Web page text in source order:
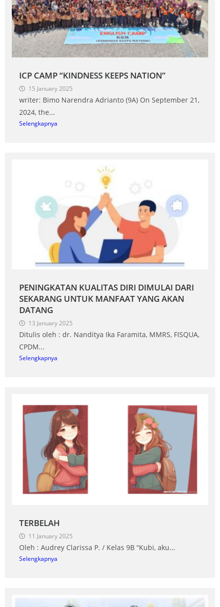
ICP CAMP “KINDNESS KEEPS NATION”
15 January 2025
writer: Bimo Narendra Adrianto (9A) On September 21,
2024, the...
Selengkapnya
PENINGKATAN KUALITAS DIRI DIMULAI DARI
SEKARANG UNTUK MANFAAT YANG AKAN
DATANG
13 January 2025
Ditulis oleh : dr. Nanditya Ika Faramita, MMRS, FISQUA,
CPDM...
Selengkapnya
TERBELAH
11 January 2025
Oleh : Audrey Clarissa P. / Kelas 9B “Kubi, aku...
Selengkapnya